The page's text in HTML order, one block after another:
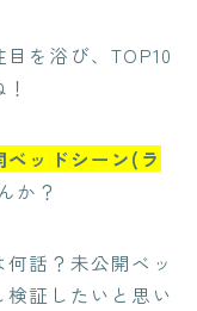
を浴び、TOP10
ベッドシーン(ラ
か？
話？未公開ベッ
検証したいと思い